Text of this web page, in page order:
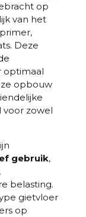
op
van het
Deze
optimaal
opbouw
voor zowel
gebruik,
belasting.
gietvloer
op